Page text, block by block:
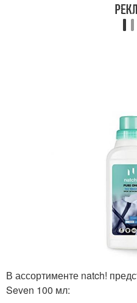
В ассортименте natch!
Seven 100 мл: